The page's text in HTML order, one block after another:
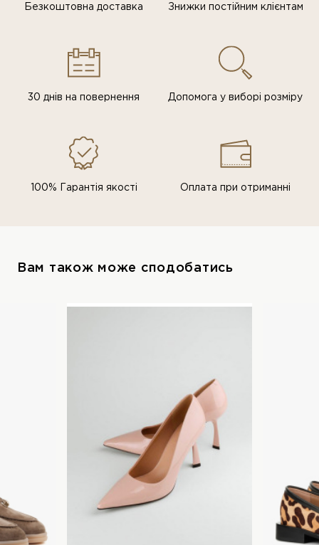
Безкоштовна доставка Знижки постiйним клiєнтам
30 днів на повернення Допомога у виборі розміру
100% Гарантія якості Оплата при отриманні
Вам також може сподобатись